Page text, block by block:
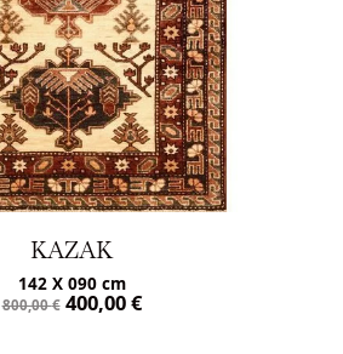
KAZAK
142 X 090 cm
800,00€ 400,00€